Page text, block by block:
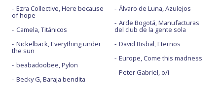
Ezra Collective, Here because
of hope
Camela, Titánicos
Nickelback, Everything under
the sun
beabadoobee, Pylon
Becky G, Baraja bendita
Álvaro de Luna, Azulejos
Arde Bogotá, Manufacturas
del club de la gente sola
David Bisbal, Eternos
Europe, Come this madness
Peter Gabriel, o/i